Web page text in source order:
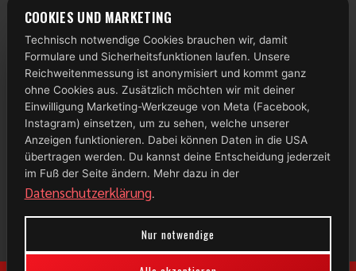
www.radlstall.com
ÖFFNUNGSZEITEN
Montag: geschlossen
Di – Fr: 10:00 – 18:00 Uhr
Samstag: 09:00 – 13:00 Uhr
TOP 100
COOKIES UND MARKETING
Technisch notwendige Cookies brauchen wir, damit
Formulare und Sicherheitsfunktionen laufen. Unsere
Reichweitenmessung ist anonymisiert und kommt ganz
ohne Cookies aus. Zusätzlich möchten wir mit deiner
Einwilligung Marketing-Werkzeuge von Meta (Facebook,
Instagram) einsetzen, um zu sehen, welche unserer
Anzeigen funktionieren. Dabei können Daten in die USA
übertragen werden. Du kannst deine Entscheidung jederzeit
im Fuß der Seite ändern. Mehr dazu in der
Datenschutzerklärung.
Nur notwendige